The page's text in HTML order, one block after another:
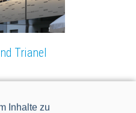
Inhalte zu
Trianel